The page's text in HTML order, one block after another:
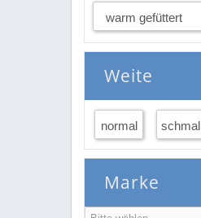
warm gefüttert
Weite
normal schmal
Marke